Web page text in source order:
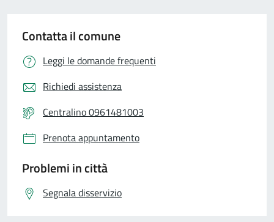
Contatta il comune
Leggi le domande frequenti
Richiedi assistenza
Centralino 0961481003
Prenota appuntamento
Problemi in città
Segnala disservizio